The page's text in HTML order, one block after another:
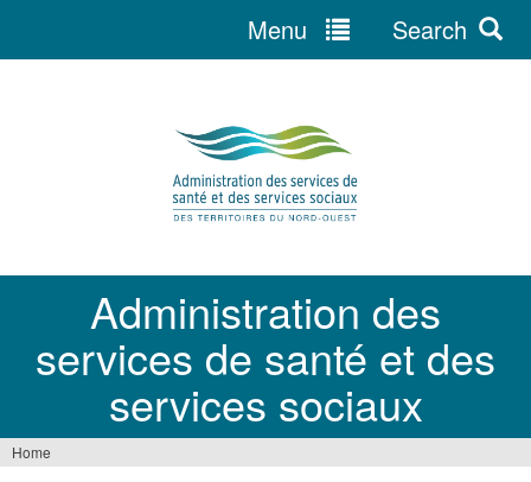
Administration des
services de santé et des
services sociaux
Menu Search
Home